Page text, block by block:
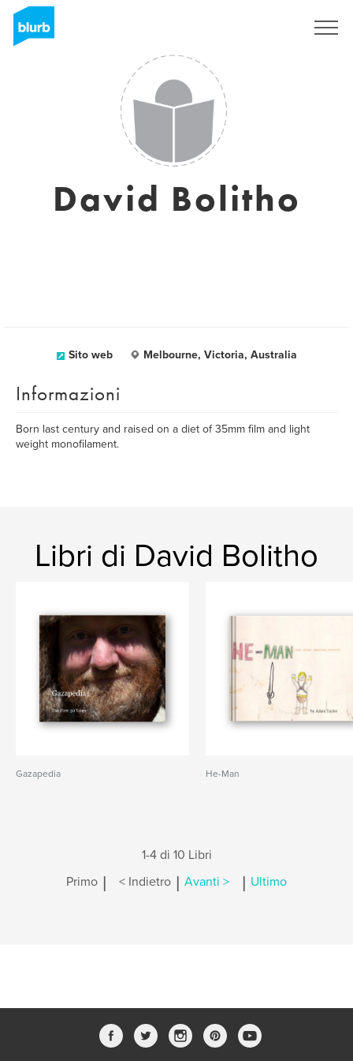
David Bolitho
Sito web Melbourne, Victoria, Australia
Informazioni
Born last century and raised on a diet of 35mm film and light
weight monofilament.
Libri di David Bolitho
Gazapedia He-Man
1-4 di 10 Libri
Primo | < Indietro | Avanti > | Ultimo